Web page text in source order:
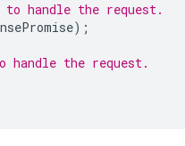
handle the request.
);
handle the request.